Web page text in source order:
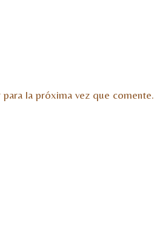
la próxima vez que comente.